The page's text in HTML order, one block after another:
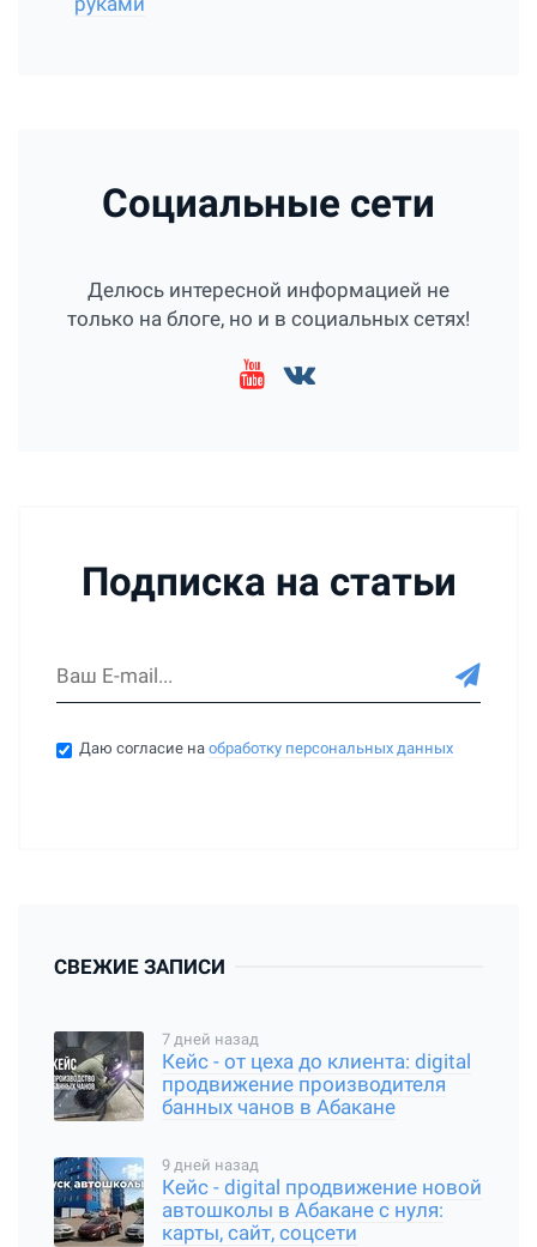
Социальные сети
Делюсь интересной информацией не
только на блоге, но и в социальных сетях!
Подписка на статьи
Даю согласие наобработку персональных данных
СВЕЖИЕ ЗАПИСИ
7 дней назад
Кейс - от цеха до клиента: digital
продвижение производителя
банных чанов в Абакане
9 дней назад
Кейс - digital продвижение новой
автошколы в Абакане с нуля:
карты, сайт, соцсети